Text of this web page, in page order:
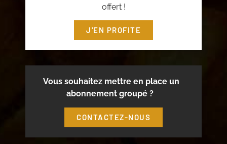
offert !
J'EN PROFITE
Vous souhaitez mettre en place un
abonnement groupé ?
CONTACTEZ-NOUS